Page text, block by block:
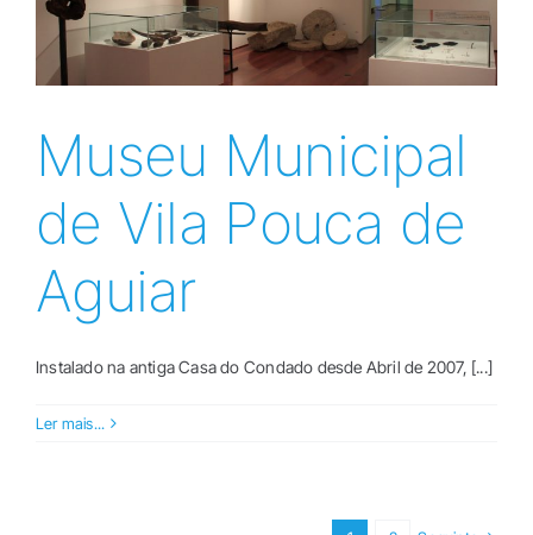
Museu Municipal
de Vila Pouca de
Aguiar
Instalado na antiga Casa do Condado desde Abril de 2007, [...]
Ler mais...